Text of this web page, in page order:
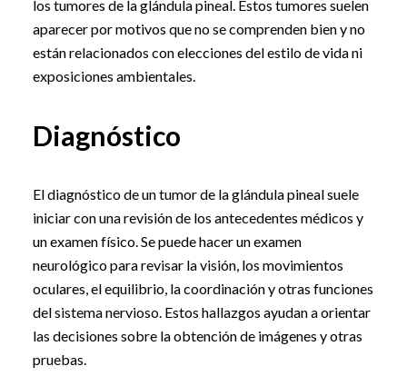
los tumores de la glándula pineal. Estos tumores suelen
aparecer por motivos que no se comprenden bien y no
están relacionados con elecciones del estilo de vida ni
exposiciones ambientales.
Diagnóstico
El diagnóstico de un tumor de la glándula pineal suele
iniciar con una revisión de los antecedentes médicos y
un examen físico. Se puede hacer un examen
neurológico para revisar la visión, los movimientos
oculares, el equilibrio, la coordinación y otras funciones
del sistema nervioso. Estos hallazgos ayudan a orientar
las decisiones sobre la obtención de imágenes y otras
pruebas.